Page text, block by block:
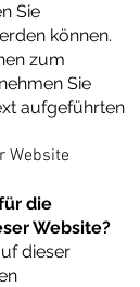
Sie
können.
zum
Sie
aufgeführten
Website
die
Website?
dieser